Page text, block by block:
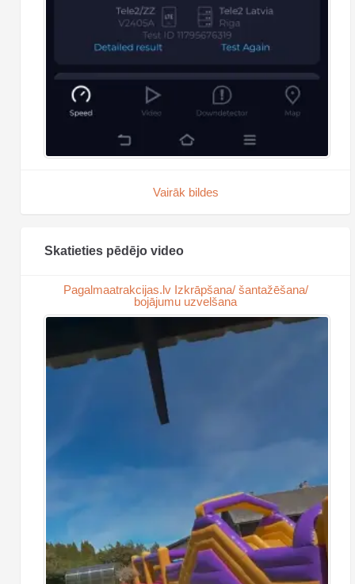
Vairāk bildes
Skatieties pēdējo video
Pagalmaatrakcijas.lv Izkrāpšana/ šantažēšana/
bojājumu uzvelšana